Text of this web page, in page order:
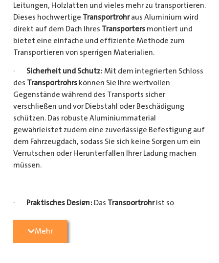
Leitungen, Holzlatten und vieles mehr zu transportieren.
Dieses hochwertige Transportrohraus Aluminium wird
direkt auf dem Dach Ihres Transportersmontiert und
bietet eine einfache und effiziente Methode zum
Transportieren von sperrigen Materialien.
· Sicherheit und Schutz: Mit dem integrierten Schloss
des Transportrohrskönnen Sie Ihre wertvollen
Gegenstände während des Transports sicher
verschließen und vor Diebstahl oder Beschädigung
schützen. Das robuste Aluminiummaterial
gewährleistet zudem eine zuverlässige Befestigung auf
dem Fahrzeugdach, sodass Sie sich keine Sorgen um ein
Verrutschen oder Herunterfallen Ihrer Ladung machen
müssen.
· Praktisches Design: Das Transportrohrist so
Gegenständen sicher und einfach transportieren kann
Mehr